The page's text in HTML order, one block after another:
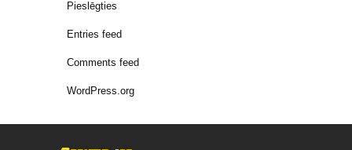
Pieslēgties
Entries feed
Comments feed
WordPress.org